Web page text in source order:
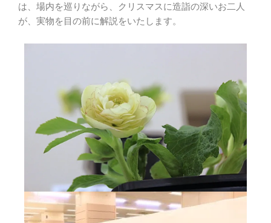
は、場内を巡りながら、クリスマスに造詣の深いお二人
が、実物を目の前に解説をいたします。